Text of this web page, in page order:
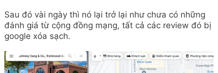
Sau đó vài ngày thì nó lại trở lại như chưa có những
đánh giá từ cộng đồng mạng, tất cả các review đó bị
google xóa sạch.